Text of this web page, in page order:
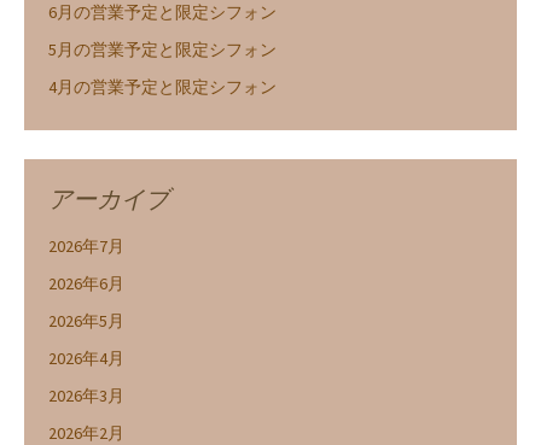
6月の営業予定と限定シフォン
5月の営業予定と限定シフォン
4月の営業予定と限定シフォン
アーカイブ
2026年7月
2026年6月
2026年5月
2026年4月
2026年3月
2026年2月